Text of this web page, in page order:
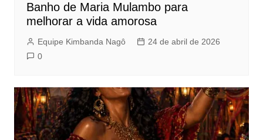
Banho de Maria Mulambo para
melhorar a vida amorosa
Equipe Kimbanda Nagô
24 de abril de 2026
0